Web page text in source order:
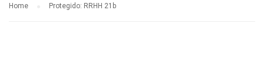
Home Protegido: RRHH 21b